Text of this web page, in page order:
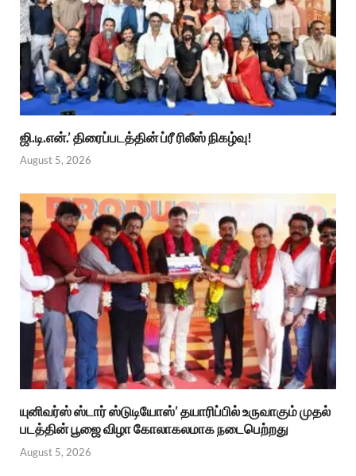
ஜி.டி.என்.’ திரைப்படத்தின் ப்ரீ ரிலீஸ் நிகழ்வு!
August 5, 2026
யுனிவர்ஸ் ஸ்டார் ஸ்டுடியோஸ்’ தயாரிப்பில் உருவாகும் முதல்
படத்தின் பூஜை விழா கோலாகலமாக நடைபெற்றது
August 5, 2026